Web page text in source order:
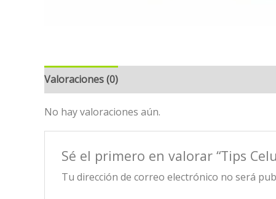
Valoraciones (0)
No hay valoraciones aún.
Sé el primero en valorar “Tips
Tu dirección de correo electrónico no será